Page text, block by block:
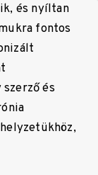
és nyíltan
fontos
és